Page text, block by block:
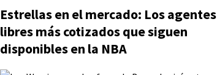
Estrellas en el mercado: Los agentes
libres más cotizados que siguen
disponibles en la NBA